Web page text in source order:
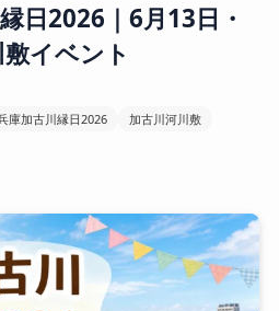
日2026｜6月13日・
イベント
庫加古川縁日2026
加古川河川敷